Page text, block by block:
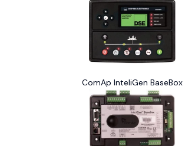
ComAp InteliGen BaseBox